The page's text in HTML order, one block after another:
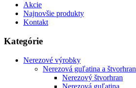
Akcie
Najnovšie produkty
Kontakt
Kategórie
Nerezové výrobky
Nerezová guľatina a štvorhran
Nerezový štvorhran
Nerezová guľatina